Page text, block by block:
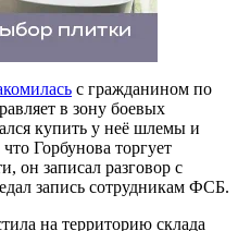
с гражданином по
в зону боевых
купить у неё шлемы и
Горбунова торгует
он записал разговор с
запись сотрудникам ФСБ.
на территорию склада